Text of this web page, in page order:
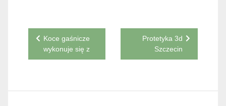
Nawigacja
wpisu
Koce gaśnicze
wykonuje się z
Protetyka 3d
Szczecin